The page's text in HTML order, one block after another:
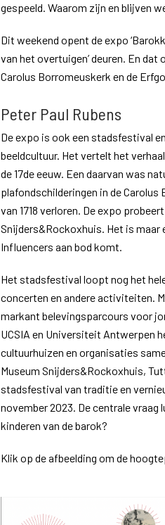
gespeeld. Waarom zijn en blijven
Dit weekend opent de expo
van het overtuigen’ deuren. En
Carolus Borromeuskerk en de
Peter Paul Rubens
De expo is ook een stadsfestival
beeldcultuur. Het vertelt het
de 17de eeuw. Een daarvan was
plafondschilderingen in de Carolus
van 1718 verloren. De expo
Snijders&Rockoxhuis. Het is maar
Influencers aan bod komt.
Het stadsfestival loopt nog het
concerten en andere activiteiten.
markant belevingsparcours voor
UCSIA en Universiteit Antwerpen
cultuurhuizen en organisaties
Museum Snijders&Rockoxhuis,
stadsfestival van traditie en
november 2023. De centrale
kinderen van de barok?
Klik op de afbeelding om de